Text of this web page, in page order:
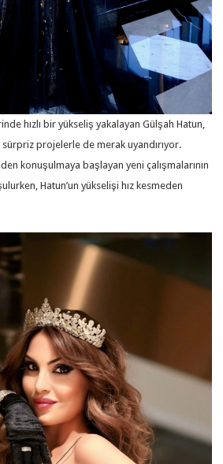
hızlı bir yükseliş yakalayan Gülşah Hatun,
sürpriz projelerle de merak uyandırıyor.
konuşulmaya başlayan yeni çalışmalarının
Hatun’un yükselişi hız kesmeden